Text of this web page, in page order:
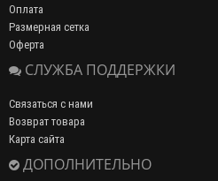
Оплата
Размерная сетка
Оферта
СЛУЖБА ПОДДЕРЖКИ
Связаться с нами
Возврат товара
Карта сайта
ДОПОЛНИТЕЛЬНО